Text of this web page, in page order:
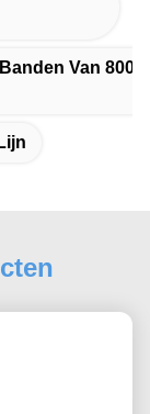
Van 800